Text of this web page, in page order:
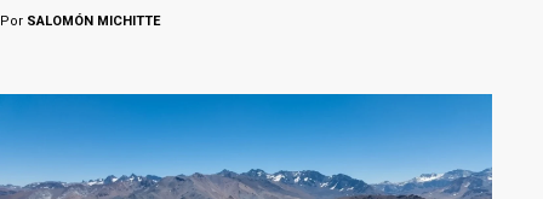
Por SALOMÓN MICHITTE